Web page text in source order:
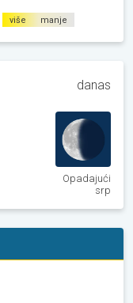
više manje
danas
Opadajući
srp